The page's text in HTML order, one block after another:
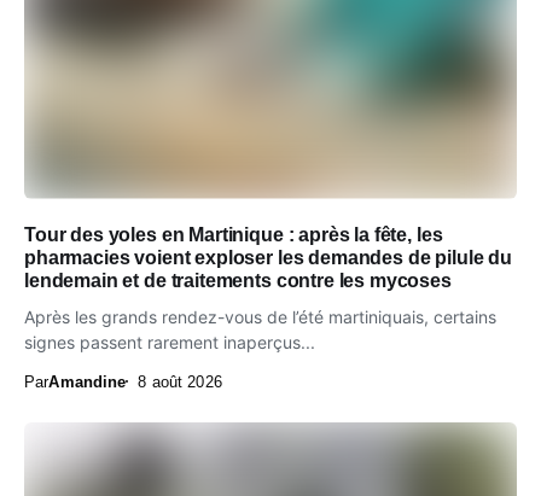
Tour des yoles en Martinique : après la fête, les
pharmacies voient exploser les demandes de pilule du
lendemain et de traitements contre les mycoses
Après les grands rendez-vous de l’été martiniquais, certains
signes passent rarement inaperçus...
ParAmandine 8 août 2026